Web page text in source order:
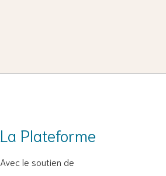
La Plateforme
Avec le soutien de